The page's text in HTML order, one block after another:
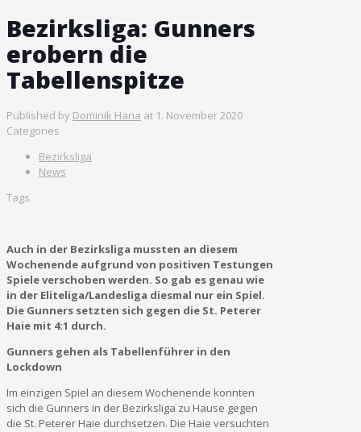
Bezirksliga: Gunners
erobern die
Tabellenspitze
Published by Dominik Hana at 1. November 2020
Categories
Bezirksliga
News
Tags
Auch in der Bezirksliga mussten an diesem
Wochenende aufgrund von positiven Testungen
Spiele verschoben werden. So gab es genau wie
in der Eliteliga/Landesliga diesmal nur ein Spiel.
Die Gunners setzten sich gegen die St. Peterer
Haie mit 4:1 durch.
Gunners gehen als Tabellenführer in den
Lockdown
Im einzigen Spiel an diesem Wochenende konnten
sich die Gunners in der Bezirksliga zu Hause gegen
die St. Peterer Haie durchsetzen. Die Haie versuchten